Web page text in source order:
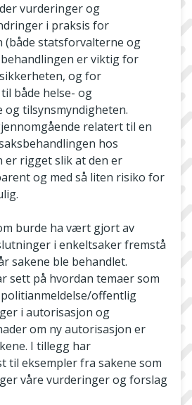
vurderinger og
i praksis for
(både statsforvalterne og
er viktig for
og for
både helse- og
tilsynsmyndigheten.
relatert til en
hos
er rigget slik at den er
og med så liten risiko for
burde ha vært gjort av
i enkeltsaker fremstå
sakene ble behandlet.
sett på hvordan temaer som
offentlig
i autorisasjon og
om ny autorisasjon er
I tillegg har
til eksempler fra sakene som
våre vurderinger og forslag